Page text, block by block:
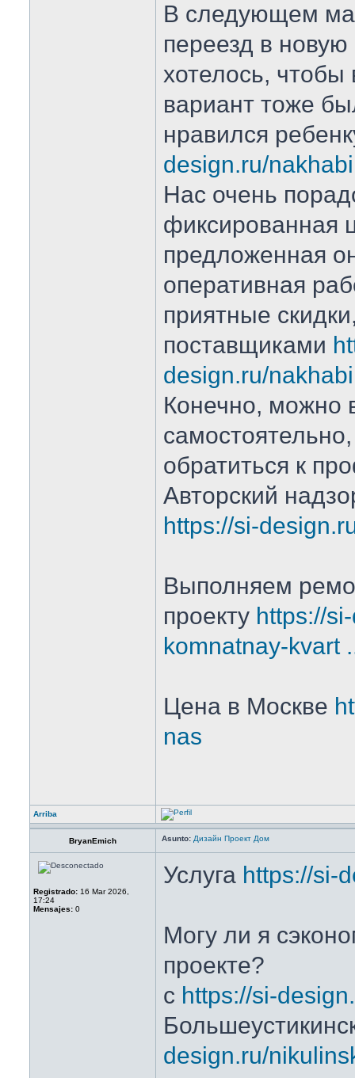
В следующем
переезд в новую
хотелось,
вариант тоже
нравился
design.ru/
Нас очень
фиксированная
предложенная
оперативная
приятные
поставщиками
design.ru/
Конечно, можно
обратиться к
Авторский
https://si-
Выполняем
проекту https://
komnatnay-kvart
Цена в Москве
nas
Arriba
BryanEmich Asunto: Дизайн Проект Дом
Registrado: 16 Mar 2026,
17:24
Mensajes: 0
Услуга https://si-
Могу ли я
проекте?
с https://si-
design.ru/